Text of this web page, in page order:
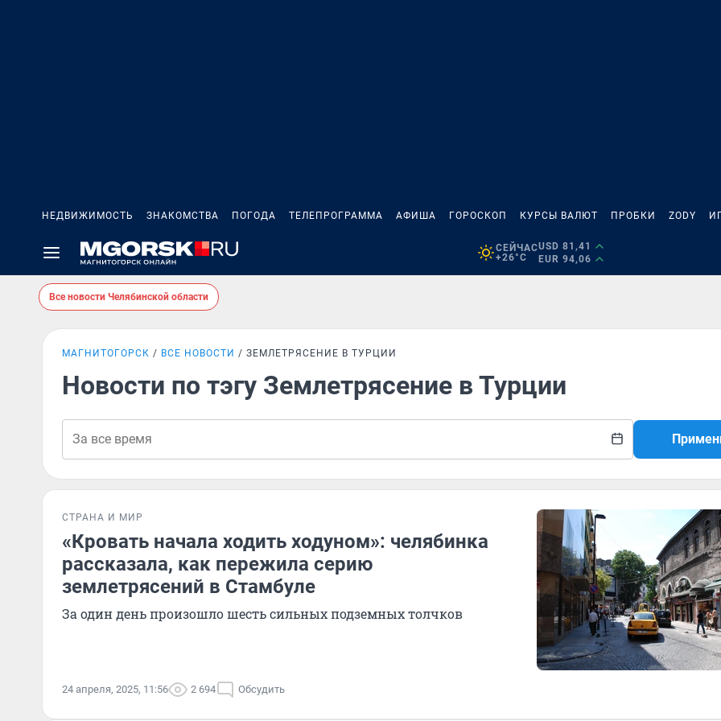
НЕДВИЖИМОСТЬ ЗНАКОМСТВА ПОГОДА ТЕЛЕПРОГРАММА АФИША ГОРОСКОП КУРСЫ ВАЛЮТ ПРОБКИ ZODY
СЕЙЧАС
+26°C
USD 81,41
EUR 94,06
Все новости Челябинской области
МАГНИТОГОРСК ВСЕ НОВОСТИ ЗЕМЛЕТРЯСЕНИЕ В ТУРЦИИ
Новости по тэгу Землетрясение в Турции
СТРАНА И МИР
«Кровать начала ходить ходуном»: челябинка
рассказала, как пережила серию
землетрясений в Стамбуле
За один день произошло шесть сильных подземных толчков
24 апреля, 2025, 11:56 2 694 Обсудить